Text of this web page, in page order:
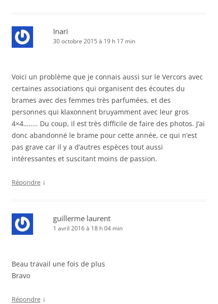
Inari
30 octobre 2015 à 19 h 17 min
Voici un problème que je connais aussi sur le Vercors avec
certaines associations qui organisent des écoutes du
brames avec des femmes très parfumées, et des
personnes qui klaxonnent bruyamment avec leur gros
4×4…….. Du coup, il est très difficile de faire des photos. J’ai
donc abandonné le brame pour cette année, ce qui n’est
pas grave car il y a d’autres espèces tout aussi
intéressantes et suscitant moins de passion.
Répondre ↓
guillerme laurent
1 avril 2016 à 18 h 04 min
Beau travail une fois de plus
Bravo
Répondre ↓